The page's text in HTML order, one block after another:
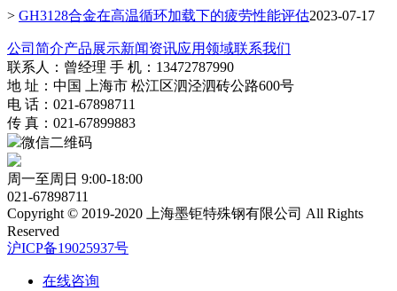
> GH3128合金在高温循环加载下的疲劳性能评估2023-07-17
公司简介产品展示新闻资讯应用领域联系我们
联系人：曾经理 手 机：13472787990
地 址：中国 上海市 松江区泗泾泗砖公路600号
电 话：021-67898711
传 真：021-67899883
微信二维码
周一至周日 9:00-18:00
021-67898711
Copyright © 2019-2020 上海墨钜特殊钢有限公司 All Rights
Reserved
沪ICP备19025937号
在线咨询